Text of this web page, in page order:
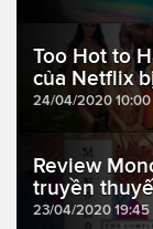
Too Hot to
của Netflix
24/04/2020 10:00
Review
truyền
23/04/2020 19:45